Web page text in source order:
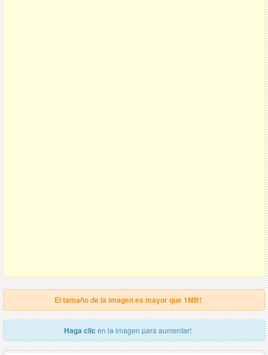
El tamaño de la imagen es mayor que 1MB!
Haga clic en la imagen para aumentar!